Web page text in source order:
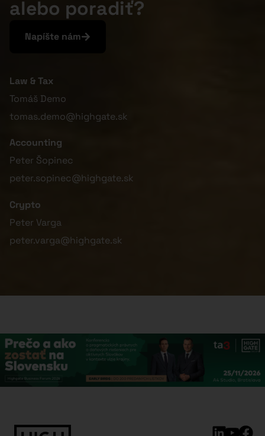
alebo poradiť?
Napíšte nám
Law & Tax
Tomáš Demo
tomas.demo@highgate.sk
Accounting
Peter Šopinec
peter.sopinec@highgate.sk
Crypto
Peter Varga
peter.varga@highgate.sk